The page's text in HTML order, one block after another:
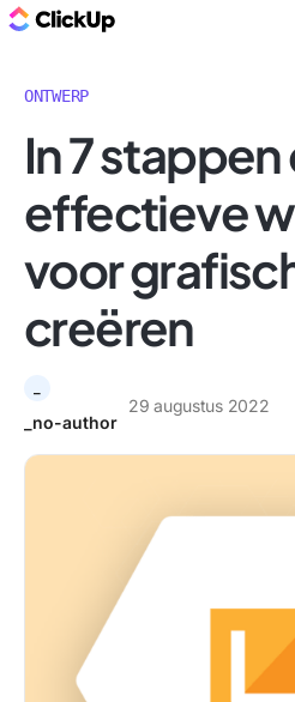
ONTWERP
In 7 stappen
effectieve
voor
creëren
_no-author
29 augustus 2022